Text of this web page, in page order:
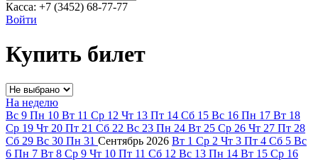
Касса: +7 (3452) 68-77-77
Войти
Купить билет
На неделю
Вс 9 Пн 10 Вт 11 Ср 12 Чт 13 Пт 14 Сб 15 Вс 16 Пн 17 Вт 18
Ср 19 Чт 20 Пт 21 Сб 22 Вс 23 Пн 24 Вт 25 Ср 26 Чт 27 Пт 28
Сб 29 Вс 30 Пн 31 Сентябрь 2026 Вт 1 Ср 2 Чт 3 Пт 4 Сб 5 Вс
6 Пн 7 Вт 8 Ср 9 Чт 10 Пт 11 Сб 12 Вс 13 Пн 14 Вт 15 Ср 16